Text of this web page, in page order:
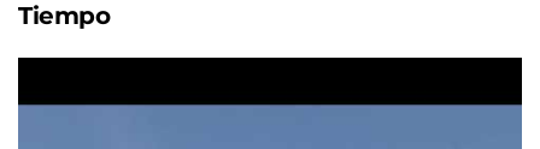
Tiempo